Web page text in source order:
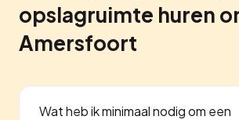
opslagruimte huren
Amersfoort
Wat heb ik minimaal nodig om een